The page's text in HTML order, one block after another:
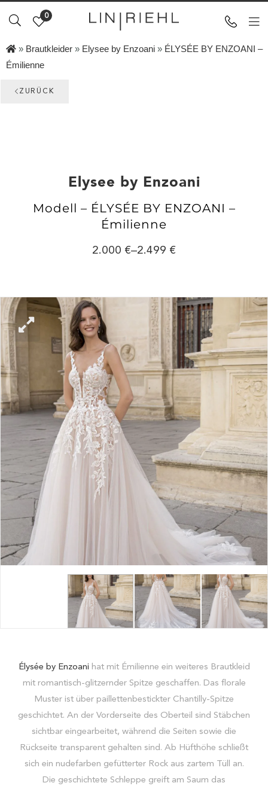
0
» Brautkleider » Elysee by Enzoani » ÉLYSÉE BY ENZOANI –
Émilienne
ZURÜCK
Elysee by Enzoani
Modell – ÉLYSÉE BY ENZOANI –
Émilienne
2.000 –2.499
Élysée by Enzoani hat mit Émilienne ein weiteres Brautkleid
mit romantisch-glitzernder Spitze geschaffen. Das florale
Muster ist über paillettenbestickter Chantilly-Spitze
geschichtet. An der Vorderseite des Oberteil sind Stäbchen
sichtbar eingearbeitet, während die Seiten sowie die
Rückseite transparent gehalten sind. Ab Hüfthöhe schließt
sich ein nudefarben gefütterter Rock aus zartem Tüll an.
Die geschichtete Schleppe greift am Saum das